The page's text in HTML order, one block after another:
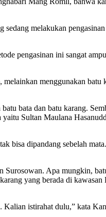
melakukan
pengasinan ini sangat
menggunakan batu
bata dan batu karang.
Sultan Maulana
bisa dipandang sebelah
Surosowan. Apa mungkin,
yang berada di kawasan
istirahat dulu,” kata